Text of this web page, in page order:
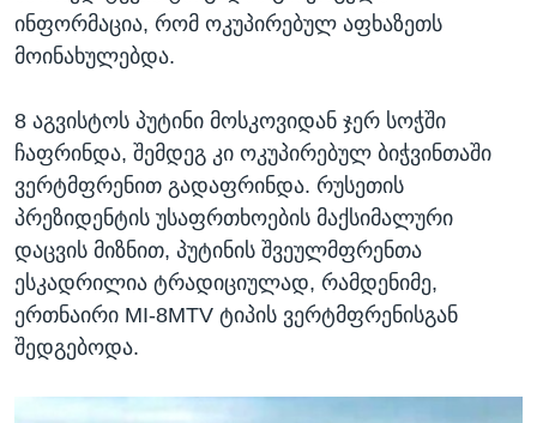
ინფორმაცია, რომ ოკუპირებულ აფხაზეთს
მოინახულებდა.
8 აგვისტოს პუტინი მოსკოვიდან ჯერ სოჭში
ჩაფრინდა, შემდეგ კი ოკუპირებულ ბიჭვინთაში
ვერტმფრენით გადაფრინდა. რუსეთის
პრეზიდენტის უსაფრთხოების მაქსიმალური
დაცვის მიზნით, პუტინის შვეულმფრენთა
ესკადრილია ტრადიციულად, რამდენიმე,
ერთნაირი MI-8MTV ტიპის ვერტმფრენისგან
შედგებოდა.